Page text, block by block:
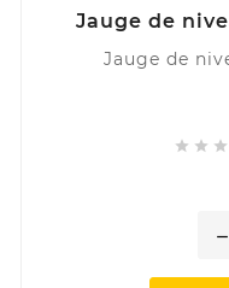
Jauge de
  
remove